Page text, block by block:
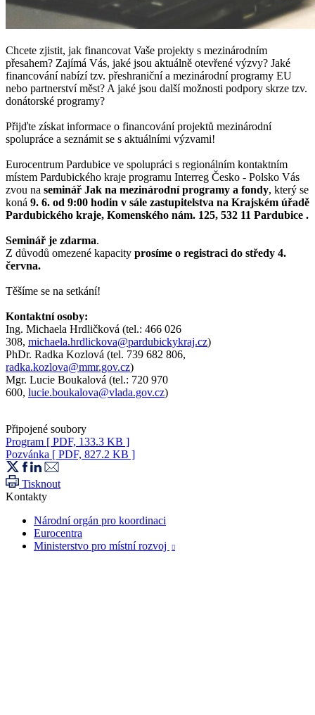
Chcete zjistit, jak financovat Vaše projekty s mezinárodním
přesahem? Zajímá Vás, jaké jsou aktuálně otevřené výzvy? Jaké
financování nabízí tzv. přeshraniční a mezinárodní programy EU
nebo partnerství měst? A jaké jsou další možnosti podpory skrze tzv.
donátorské programy?
Přijďte získat informace o financování projektů mezinárodní
spolupráce a seznámit se s aktuálními výzvami!
Eurocentrum Pardubice ve spolupráci s regionálním kontaktním
místem Pardubického kraje programu Interreg Česko - Polsko Vás
zvou na seminář Jak na mezinárodní programy a fondy, který se
koná 9. 6. od 9:00 hodin v sále zastupitelstva na Krajském úřadě
Pardubického kraje, Komenského nám. 125, 532 11 Pardubice .
Seminář je zdarma.
Z důvodů omezené kapacity prosíme o registraci do středy 4.
června.
Těšíme se na setkání!
Kontaktní osoby:
Ing. Michaela Hrdličková (tel.: 466 026
308, michaela.hrdlickova@pardubickykraj.cz)
PhDr. Radka Kozlová (tel. 739 682 806,
radka.kozlova@mmr.gov.cz)
Mgr. Lucie Boukalová (tel.: 720 970
600, lucie.boukalova@vlada.gov.cz)
Připojené soubory
Program [ PDF, 133.3 KB ]
Pozvánka [ PDF, 827.2 KB ]
Tisknout
Kontakty
Národní orgán pro koordinaci
Eurocentra
Ministerstvo pro místní rozvoj
